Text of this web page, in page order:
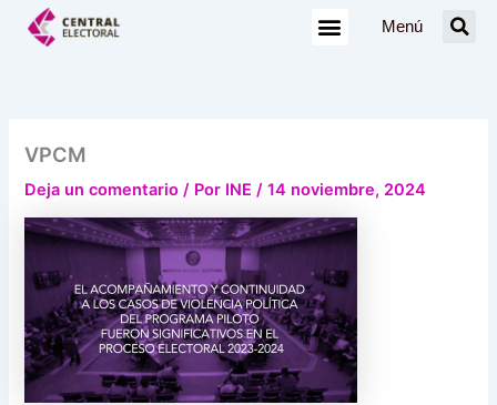
Menú
VPCM
Deja un comentario / Por INE/14 noviembre, 2024